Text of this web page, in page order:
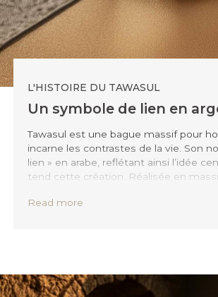
L'HISTOIRE DU TAWASUL
Un symbole de lien en
Tawasul est une bague massif pour
incarne les contrastes de la vie. Son
lien » en arabe, reflétant ainsi l’idée
tend cette création. Réalisée en
audacieux en deux parties. L’un des
et fait le lien entre ce qui a été et ce
venir. Portez Tawasul pour affirmer
Read more